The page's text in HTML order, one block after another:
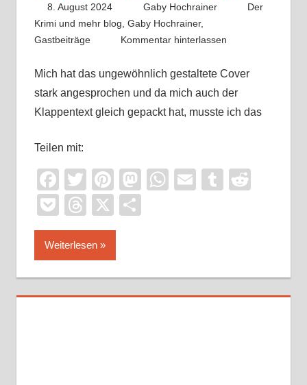
8. August 2024 Gaby Hochrainer
Der
Krimi und mehr blog Gaby Hochrainer,
Gastbeiträge
Kommentar hinterlassen
Mich hat das ungewöhnlich gestaltete Cover
stark angesprochen und da mich auch der
Klappentext gleich gepackt hat, musste ich das
Teilen mit:
Facebook
TwitterPinterest
Mastodon
WhatsApp
EmailTumblr
PocketThreads
X
Weiterlesen